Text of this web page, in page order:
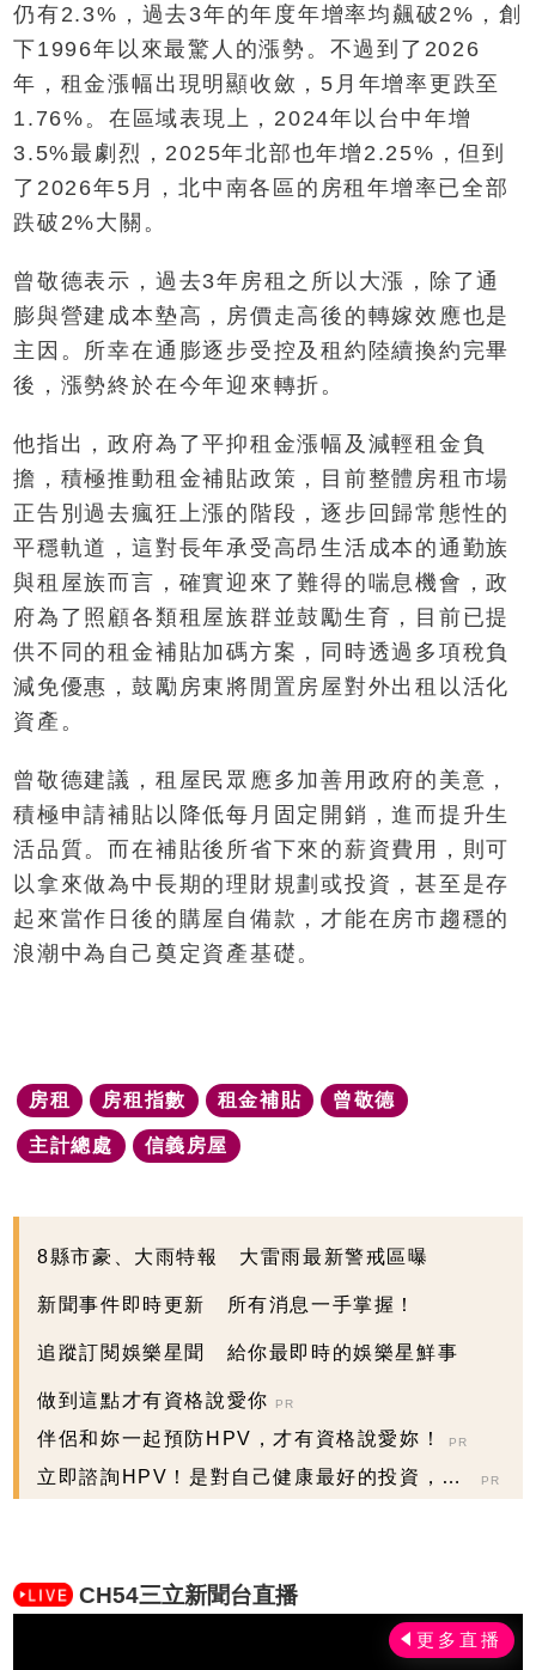
仍有2.3%，過去3年的年度年增率均飆破2%，創
下1996年以來最驚人的漲勢。不過到了2026
年，租金漲幅出現明顯收斂，5月年增率更跌至
1.76%。在區域表現上，2024年以台中年增
3.5%最劇烈，2025年北部也年增2.25%，但到
了2026年5月，北中南各區的房租年增率已全部
跌破2%大關。
曾敬德表示，過去3年房租之所以大漲，除了通
膨與營建成本墊高，房價走高後的轉嫁效應也是
主因。所幸在通膨逐步受控及租約陸續換約完畢
後，漲勢終於在今年迎來轉折。
他指出，政府為了平抑租金漲幅及減輕租金負
擔，積極推動租金補貼政策，目前整體房租市場
正告別過去瘋狂上漲的階段，逐步回歸常態性的
平穩軌道，這對長年承受高昂生活成本的通勤族
與租屋族而言，確實迎來了難得的喘息機會，政
府為了照顧各類租屋族群並鼓勵生育，目前已提
供不同的租金補貼加碼方案，同時透過多項稅負
減免優惠，鼓勵房東將閒置房屋對外出租以活化
資產。
曾敬德建議，租屋民眾應多加善用政府的美意，
積極申請補貼以降低每月固定開銷，進而提升生
活品質。而在補貼後所省下來的薪資費用，則可
以拿來做為中長期的理財規劃或投資，甚至是存
起來當作日後的購屋自備款，才能在房市趨穩的
浪潮中為自己奠定資產基礎。
房租 房租指數 租金補貼 曾敬德
主計總處 信義房屋
8縣市豪、大雨特報 大雷雨最新警戒區曝
新聞事件即時更新 所有消息一手掌握！
追蹤訂閱娛樂星聞 給你最即時的娛樂星鮮事
做到這點才有資格說愛你 PR
伴侶和妳一起預防HPV，才有資格說愛妳！ PR
立即諮詢HPV！是對自己健康最好的投資，把
PR
CH54三立新聞台直播